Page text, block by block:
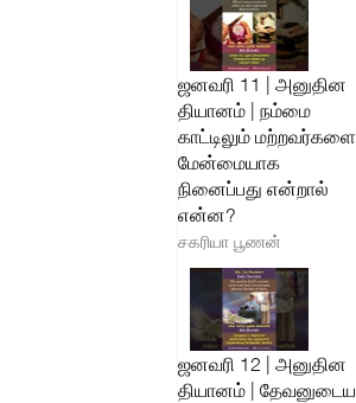
ஜனவரி 11 | அனுதின
தியானம் | நம்மை
காட்டிலும் மற்றவர்களை
மேன்மையாக
நினைப்பது என்றால்
என்ன?
சகரியா பூணன்
ஜனவரி 12 | அனுதின
தியானம் | தேவனுடைய